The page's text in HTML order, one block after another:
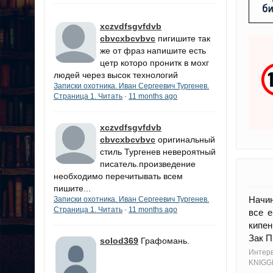
xczvdfsgvfdvb
cbvcxbcvbvc пигишите так
же от фраз напишите есть
цетр которо пронитк в мохг
людей через высок технологий
Записки охотника. Иван Сергеевич Тургенев.
Страница 1. Читать · 11 months ago
xczvdfsgvfdvb
cbvcxbcvbvc оригинальный
стиль Тургенев невероятный
писатель.произведение
необходимо перечитывать всем
пишите...
Записки охотника. Иван Сергеевич Тургенев.
Страница 1. Читать · 11 months ago
solod369 Графомань.
все
Зак